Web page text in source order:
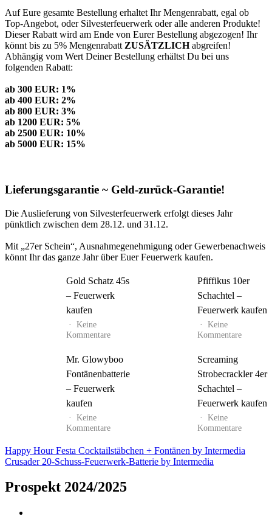
Auf Eure gesamte Bestellung erhaltet Ihr Mengenrabatt, egal ob
Top-Angebot, oder Silvesterfeuerwerk oder alle anderen Produkte!
Dieser Rabatt wird am Ende von Eurer Bestellung abgezogen! Ihr
könnt bis zu 5% Mengenrabatt ZUSÄTZLICHabgreifen!
Abhängig vom Wert Deiner Bestellung erhältst Du bei uns
folgenden Rabatt:
ab 300 EUR: 1%
ab 400 EUR: 2%
ab 800 EUR: 3%
ab 1200 EUR: 5%
ab 2500 EUR: 10%
ab 5000 EUR: 15%
Lieferungsgarantie ~ Geld-zurück-Garantie!
Die Auslieferung von Silvesterfeuerwerk erfolgt dieses Jahr
pünktlich zwischen dem 28.12. und 31.12.
Mit „27er Schein“, Ausnahmegenehmigung oder Gewerbenachweis
könnt Ihr das ganze Jahr über Euer Feuerwerk kaufen.
Gold Schatz 45s
– Feuerwerk
kaufen
Keine
Kommentarezu
Schatz
45s
–
Feuerwerk
Pfiffikus 10er
Schachtel –
Feuerwerk kaufen
Keine
Kommentarezu
–
Mr. Glowyboo
Fontänenbatterie
– Feuerwerk
kaufen
Keine
Kommentarezu
Glowyboo
Fontänenbatterie
–
kaufen
Screaming
Strobecrackler 4er
Schachtel –
Feuerwerk kaufen
Keine
Kommentarezu
4er
Beitrags-
Navigation
Happy Hour Festa Cocktailstäbchen + Fontänen by Intermedia
Crusader 20-Schuss-Feuerwerk-Batterie by Intermedia
Prospekt 2024/2025